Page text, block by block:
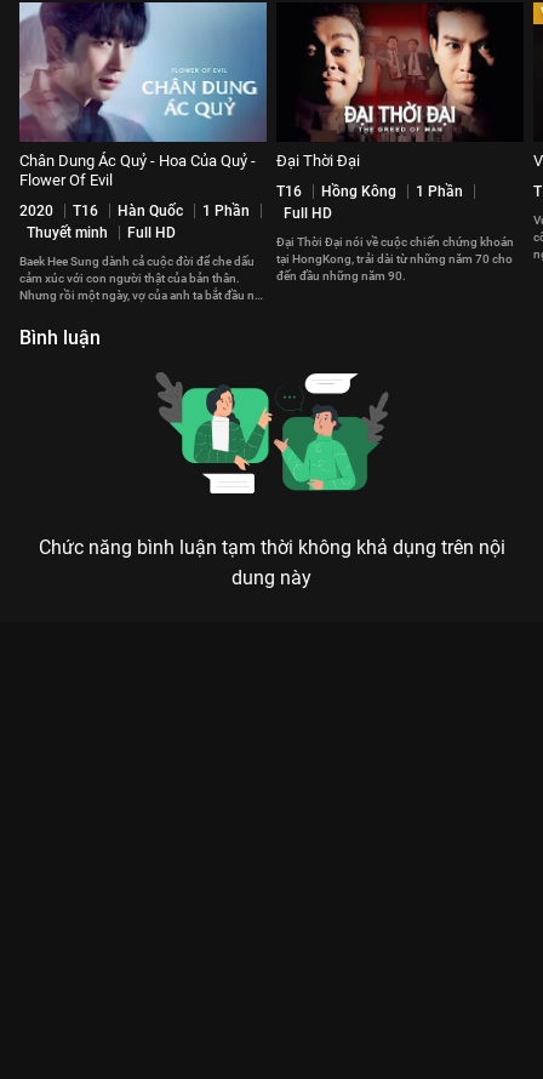
Chân Dung Ác Quỷ - Hoa Của Quỷ -
Flower Of Evil
2020 T16 Hàn Quốc
1 Phần
Thuyết minh
Full HD
Baek Hee Sung dành cả cuộc đời để che dấu
cảm xúc với con người thật của bản thân.
Nhưng rồi một ngày, vợ của anh ta bắt đầu nảy
Đại Thời Đại
T16 Hồng Kông
1 Phần
Full HD
Đại Thời Đại nói về cuộc chiến chứng khoán
tại HongKong, trải dài từ những năm 70 cho
đến đầu những năm 90.
Bình luận
Chức năng bình luận tạm thời không khả dụng trên nội
dung này